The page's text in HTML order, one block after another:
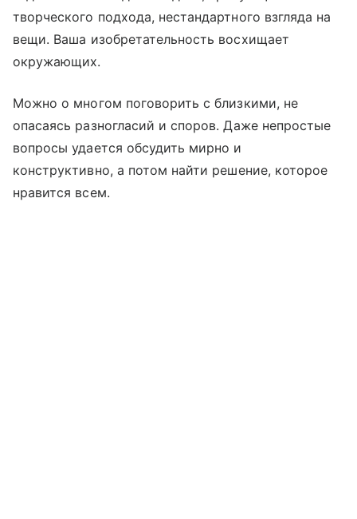
творческого подхода, нестандартного взгляда на
вещи. Ваша изобретательность восхищает
окружающих.
Можно о многом поговорить с близкими, не
опасаясь разногласий и споров. Даже непростые
вопросы удается обсудить мирно и
конструктивно, а потом найти решение, которое
нравится всем.